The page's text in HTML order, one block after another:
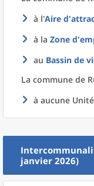
à l'Aire
à la Zone
au Bassin de
La commune de
à aucune
janvier 2026)